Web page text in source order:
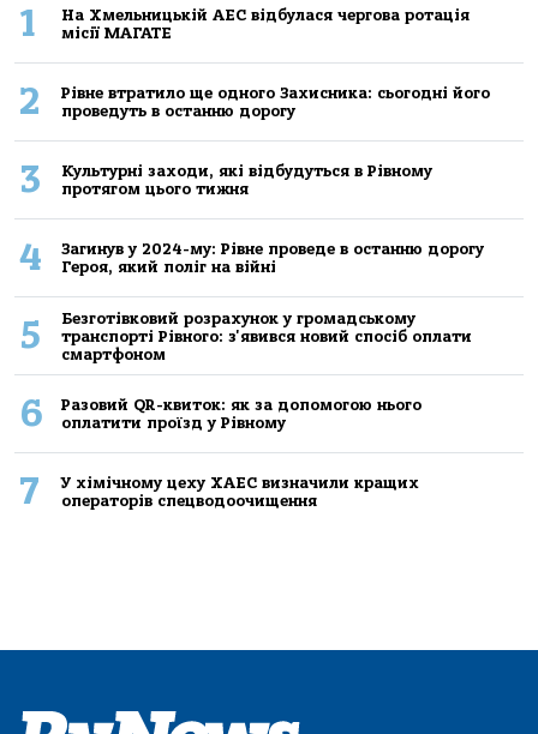
1
На Хмельницькій АЕС відбулася чергова ротація
місії МАГАТЕ
2
Рівне втратило ще одного Захисника: сьогодні його
проведуть в останню дорогу
3
Культурні заходи, які відбудуться в Рівному
протягом цього тижня
4
Загинув у 2024-му: Рівне проведе в останню дорогу
Героя, який поліг на війні
5
Безготівковий розрахунок у громадському
транспорті Рівного: з'явився новий спосіб оплати
смартфоном
6
Разовий QR-квиток: як за допомогою нього
оплатити проїзд у Рівному
7
У хімічному цеху ХАЕС визначили кращих
операторів спецводоочищення